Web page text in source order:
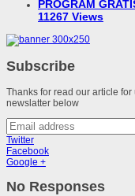
PROGRAM
11267 Views
Subscribe
Thanks for read our article
newslatter below
Twitter
Facebook
Google +
No Responses